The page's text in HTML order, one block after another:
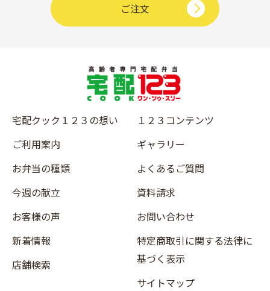
ご注文
宅配クック１２３の想い
ご利用案内
お弁当の種類
今週の献立
お客様の声
新着情報
店舗検索
１２３コンテンツ
ギャラリー
よくあるご質問
資料請求
お問い合わせ
特定商取引に関する法律に
基づく表示
サイトマップ